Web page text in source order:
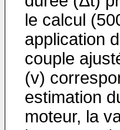
le calcul
application
couple
(v)
estimation
moteur, la